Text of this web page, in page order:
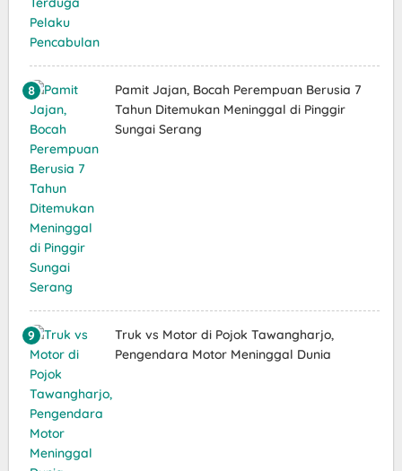
Pamit Jajan, Bocah Perempuan Berusia 7
Tahun Ditemukan Meninggal di Pinggir
Sungai Serang
Truk vs Motor di Pojok Tawangharjo,
Pengendara Motor Meninggal Dunia